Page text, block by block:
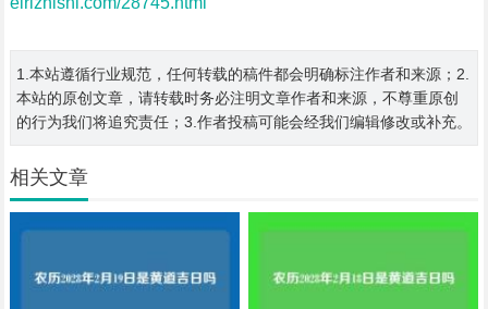
1.本站遵循行业规范，任何转载的稿件都会明确标注作者和来源；2.
本站的原创文章，请转载时务必注明文章作者和来源，不尊重原创
的行为我们将追究责任；3.作者投稿可能会经我们编辑修改或补充。
相关文章